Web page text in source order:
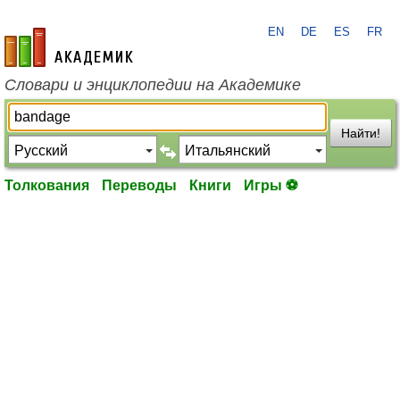
academic.ru
EN DE ES FR
Словари и энциклопедии на Академике
Найти!
Толкования Переводы Книги Игры ⚽